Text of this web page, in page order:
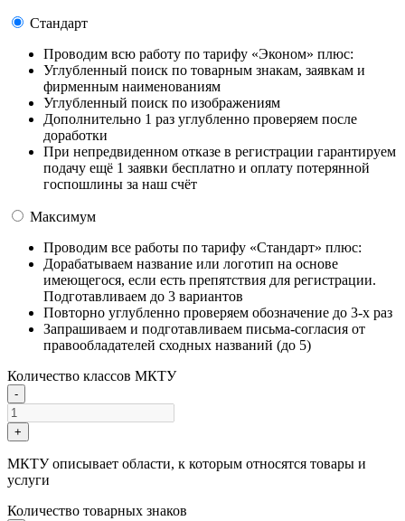
Стандарт
Проводим всю работу по тарифу «Эконом» плюс:
Углубленный поиск по товарным знакам, заявкам и
фирменным наименованиям
Углубленный поиск по изображениям
Дополнительно 1 раз углубленно проверяем после
доработки
При непредвиденном отказе в регистрации гарантируем
подачу ещё 1 заявки бесплатно и оплату потерянной
госпошлины за наш счёт
Максимум
Проводим все работы по тарифу «Стандарт» плюс:
Дорабатываем название или логотип на основе
имеющегося, если есть препятствия для регистрации.
Подготавливаем до 3 вариантов
Повторно углубленно проверяем обозначение до 3-х раз
Запрашиваем и подготавливаем письма-согласия от
правообладателей сходных названий (до 5)
Количество классов МКТУ
-
+
МКТУ описывает области, к которым относятся товары и
услуги
Количество товарных знаков